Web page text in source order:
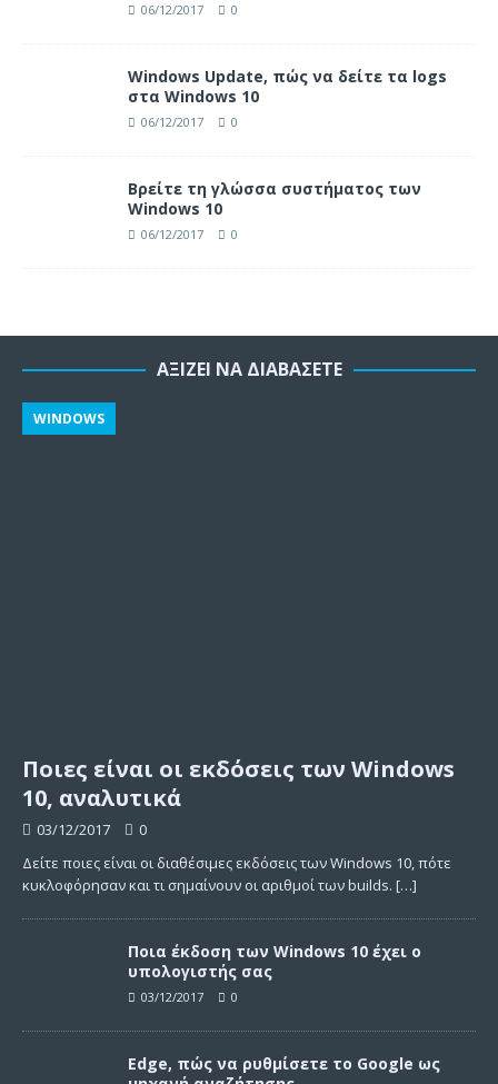
06/12/2017 0
Windows Update, πώς να δείτε τα logs
στα Windows 10
06/12/2017 0
Βρείτε τη γλώσσα συστήματος των
Windows 10
06/12/2017 0
ΑΞΊΖΕΙ ΝΑ ΔΙΑΒΆΣΕΤΕ
Ποιες είναι οι εκδόσεις των Windows
10, αναλυτικά
WINDOWS
03/12/2017
0
Δείτε ποιες είναι οι διαθέσιμες εκδόσεις των Windows 10, πότε
κυκλοφόρησαν και τι σημαίνουν οι αριθμοί των builds. […]
Ποια έκδοση των Windows 10 έχει ο
υπολογιστής σας
03/12/2017 0
Edge, πώς να ρυθμίσετε το Google ως